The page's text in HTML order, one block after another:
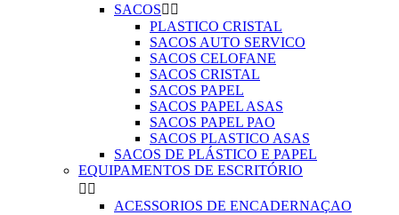
SACOS 
PLASTICO CRISTAL
SACOS AUTO SERVICO
SACOS CELOFANE
SACOS CRISTAL
SACOS PAPEL
SACOS PAPEL ASAS
SACOS PAPEL PAO
SACOS PLASTICO ASAS
SACOS DE PLÁSTICO E PAPEL
EQUIPAMENTOS DE ESCRITÓRIO
 
ACESSORIOS DE ENCADERNAÇAO